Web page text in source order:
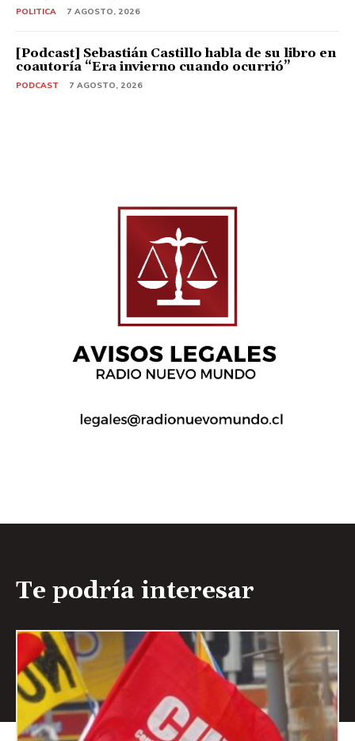
POLITICA 7 AGOSTO, 2026
[Podcast] Sebastián Castillo habla de su libro en
coautoría “Era invierno cuando ocurrió”
PODCAST 7 AGOSTO, 2026
Te podría interesar